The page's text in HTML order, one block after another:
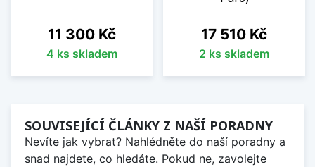
Cena
11 300 Kč
4 ks skladem
Cena
17 510 Kč
2 ks skladem
SOUVISEJÍCÍ ČLÁNKY Z NAŠÍ PORADNY
Nevíte jak vybrat? Nahlédněte do naší poradny a
snad najdete, co hledáte. Pokud ne, zavolejte